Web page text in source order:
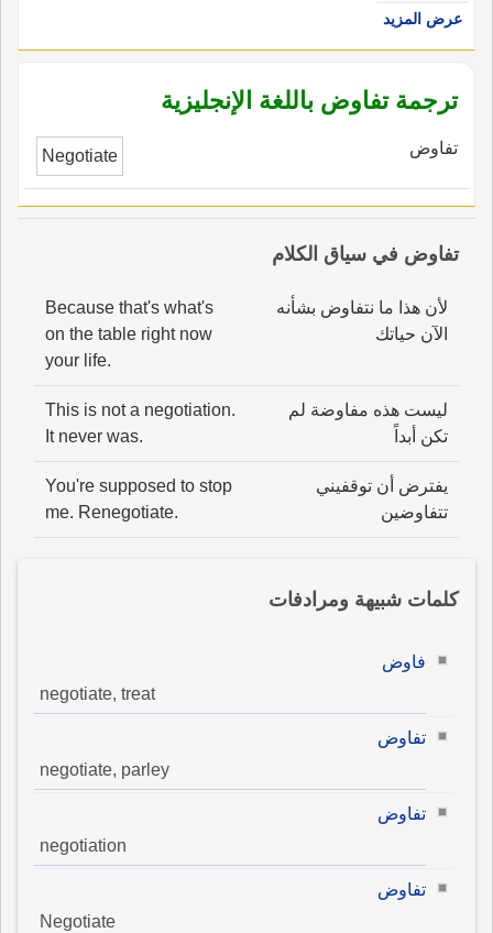
الإنجليزية، هي bargaining theory.عرض المزيد
ترجمة تفاوض باللغة الإنجليزية
تفاوض Negotiate
تفاوض في سياق الكلام
لأن هذا ما نتفاوض بشأنه
الآن حياتك
Because that's what's
on the table right now
your life.
ليست هذه مفاوضة لم
تكن أبداً
This is not a negotiation.
It never was.
يفترض أن توقفيني
تتفاوضين
You're supposed to stop
me. Renegotiate.
كلمات شبيهة ومرادفات
فاوض
negotiate, treat
تفاوض
negotiate, parley
تفاوض
negotiation
تفاوض
Negotiate